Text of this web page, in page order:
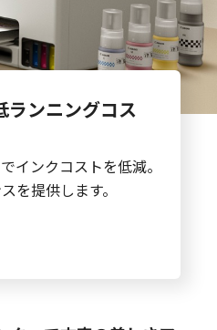
ランニングコス
インクコストを低減。
を提供します。